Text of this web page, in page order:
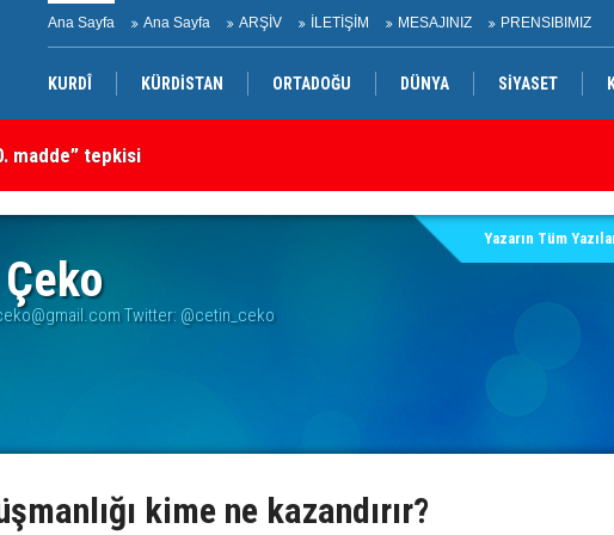
Ana Sayfa Ana Sayfa ARŞİV İLETİŞİM MESAJINIZ PRENSIBIMIZ
KURDÎ KÜRDİSTAN ORTADOĞU DÜNYA SİYASET
ortak bildiri
Twitter: @cetin_ceko
Yazarın Tüm
kime ne kazandırır?